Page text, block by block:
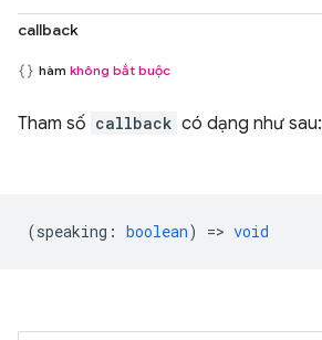
callback
hàm không bắt buộc
Tham số callback có dạng như sau:
(speaking : boolean) => void